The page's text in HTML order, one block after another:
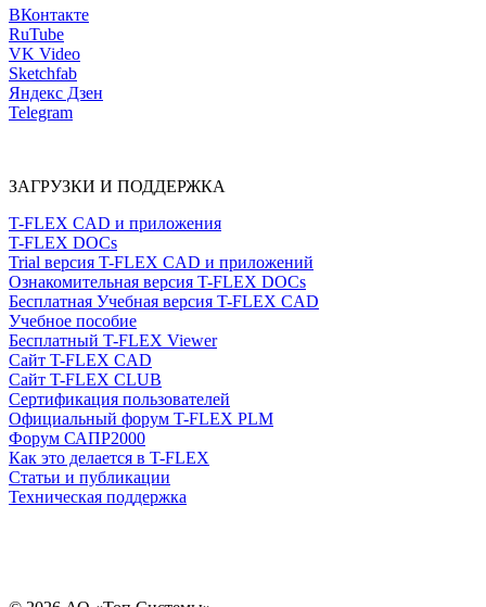
ВКонтакте
RuTube
VK Video
Sketchfab
Яндекс Дзен
Telegram
ЗАГРУЗКИ И ПОДДЕРЖКА
T-FLEX CAD и приложения
T-FLEX DOCs
Trial версия T-FLEX CAD и приложений
Ознакомительная версия T-FLEX DOCs
Бесплатная Учебная версия T-FLEX CAD
Учебное пособие
Бесплатный T-FLEX Viewer
Сайт T-FLEX CAD
Сайт T-FLEX CLUB
Сертификация пользователей
Официальный форум T-FLEX PLM
Форум САПР2000
Как это делается в T-FLEX
Статьи и публикации
Техническая поддержка